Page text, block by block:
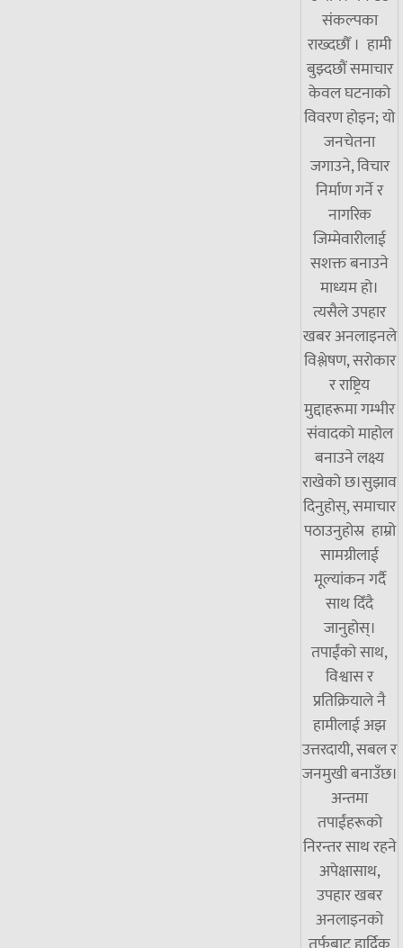
संकल्पका
राख्दछौँ । हामी
बुझ्दछौं समाचार
केवल घटनाको
विवरण होइन; यो
जनचेतना
जगाउने, विचार
निर्माण गर्ने र
नागरिक
जिम्मेवारीलाई
सशक्त बनाउने
माध्यम हो।
त्यसैले उपहार
खबर अनलाइनले
विश्लेषण, सरोकार
र राष्ट्रिय
मुद्दाहरूमा गम्भीर
संवादको माहोल
बनाउने लक्ष्य
राखेको छ।सुझाव
दिनुहोस्, समाचार
पठाउनुहोस्र हाम्रो
सामग्रीलाई
मूल्यांकन गर्दै
साथ दिँदै
जानुहोस्।
तपाईंको साथ,
विश्वास र
प्रतिक्रियाले नै
हामीलाई अझ
उत्तरदायी, सबल र
जनमुखी बनाउँछ।
अन्तमा
तपाईंहरूको
निरन्तर साथ रहने
अपेक्षासाथ,
उपहार खबर
अनलाइनको